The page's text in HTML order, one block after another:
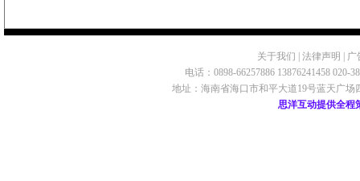
关于我们 法律声明
广
电话：0898-66257886 13876241458 020-
地址：海南省海口市和平大道19号蓝天广场
思洋互动提供全程